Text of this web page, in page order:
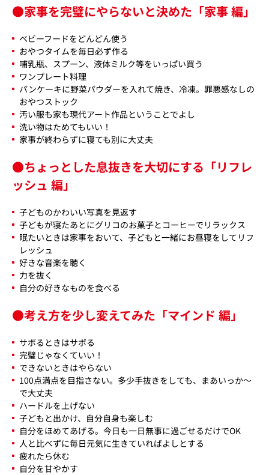
●家事を完璧にやらないと決めた「家事 編」
ベビーフードをどんどん使う
おやつタイムを毎日必ず作る
哺乳瓶、スプーン、液体ミルク等をいっぱい買う
ワンプレート料理
パンケーキに野菜パウダーを入れて焼き、冷凍。罪悪感なしの
おやつストック
汚い服も家も現代アート作品ということでよし
洗い物はためてもいい！
家事が終わらずに寝ても別に大丈夫
●ちょっとした息抜きを大切にする「リフレ
ッシュ 編」
子どものかわいい写真を見返す
子どもが寝たあとにグリコのお菓子とコーヒーでリラックス
眠たいときは家事をおいて、子どもと一緒にお昼寝をしてリフ
レッシュ
好きな音楽を聴く
力を抜く
自分の好きなものを食べる
●考え方を少し変えてみた「マインド 編」
サボるときはサボる
完璧じゃなくていい！
できないときはやらない
100点満点を目指さない。多少手抜きをしても、まあいっか～
で大丈夫
ハードルを上げない
子どもと出かけ、自分自身も楽しむ
自分をほめてあげる。今日も一日無事に過ごせるだけでOK
人と比べずに毎日元気に生きていればよしとする
疲れたら休む
自分を甘やかす